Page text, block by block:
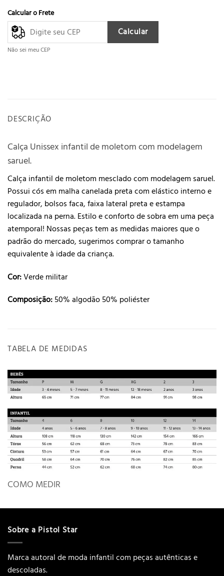
Calcular o Frete
Calcular
Não sei meu CEP
DESCRIÇÃO
Calça Unissex infantil de moletom com modelagem
saruel.
Calça infantil de moletom mesclado com modelagem saruel.
Possui cós em malha canelada preta com elástico interno e
regulador, bolsos faca, faixa lateral preta e estampa
localizada na perna. Estilo e conforto de sobra em uma peça
atemporal! Nossas peças tem as medidas maiores que o
padrão do mercado, sugerimos comprar o tamanho
equivalente à idade da criança.
Cor:Verde militar
Composição:50% algodão 50% poliéster
TABELA DE MEDIDAS
COMO MEDIR
Sobre a Pistol Star
Marca autoral de moda infantil com peças autênticas e
descoladas.